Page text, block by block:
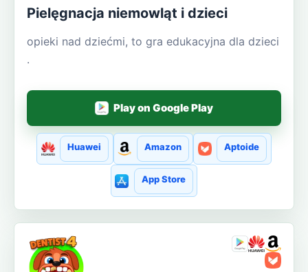
Pielęgnacja niemowląt i dzieci
opieki nad dziećmi, to gra edukacyjna dla dzieci
.
Play on Google Play
Huawei Amazon Aptoide
App Store